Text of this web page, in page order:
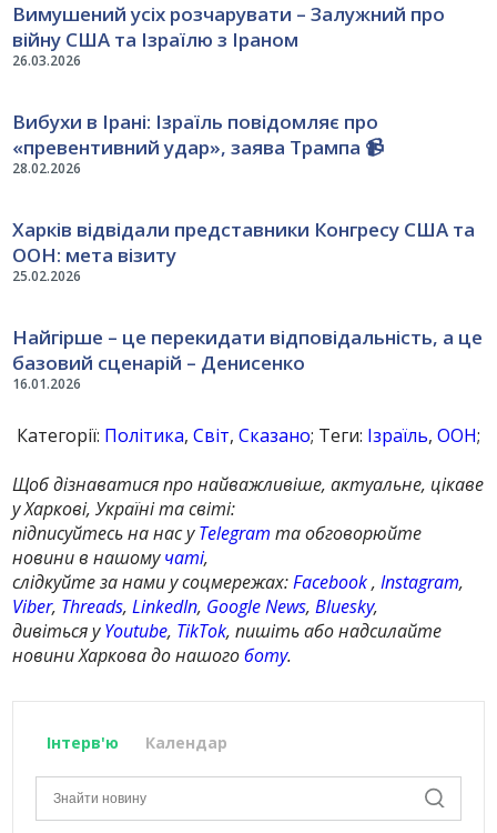
26.03.2026
Вимушений усіх розчарувати – Залужний про
війну США та Ізраїлю з Іраном
28.02.2026
Вибухи в Ірані: Ізраїль повідомляє про
«превентивний удар», заява Трампа 📹
25.02.2026
Харків відвідали представники Конгресу США та
ООН: мета візиту
16.01.2026
Найгірше – це перекидати відповідальність, а це
базовий сценарій – Денисенко
Категорії: Політика, Світ, Сказано; Теги: Ізраїль, ООН;
Щоб дізнаватися про найважливіше, актуальне, цікаве
у Харкові, Україні та світі:
підписуйтесь на нас уTelegram та обговорюйте
новини в нашомучаті,
слідкуйте за нами у соцмережах:Facebook,Instagram,
Viber, Threads,LinkedIn, Google News,Bluesky,
дивіться уYoutube, TikTok, пишіть або надсилайте
новини Харкова до нашогоботу.
Інтерв'ю Календар